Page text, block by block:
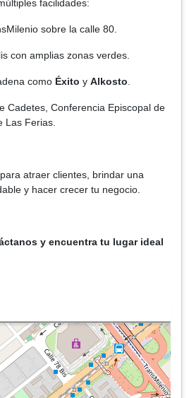
facilidades:
sobre la calle 80.
con amplias zonas verdes.
como Éxito y Alkosto
Cadetes, Conferencia Episcopal de
Las Ferias.
atraer clientes, brindar una
y hacer crecer tu negocio.
y encuentra tu lugar ideal